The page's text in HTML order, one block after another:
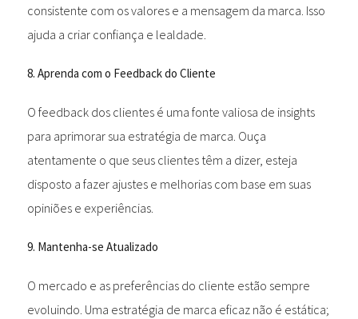
consistente com os valores e a mensagem da marca. Isso
ajuda a criar confiança e lealdade.
8. Aprenda com o Feedback do Cliente
O feedback dos clientes é uma fonte valiosa de insights
para aprimorar sua estratégia de marca. Ouça
atentamente o que seus clientes têm a dizer, esteja
disposto a fazer ajustes e melhorias com base em suas
opiniões e experiências.
9. Mantenha-se Atualizado
O mercado e as preferências do cliente estão sempre
evoluindo. Uma estratégia de marca eficaz não é estática;